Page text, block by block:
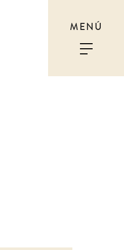
MENÚ